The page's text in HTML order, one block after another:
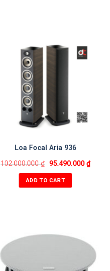
Loa Focal Aria 936
102.000.000₫ 95.490.000 ₫
ADD TO CART